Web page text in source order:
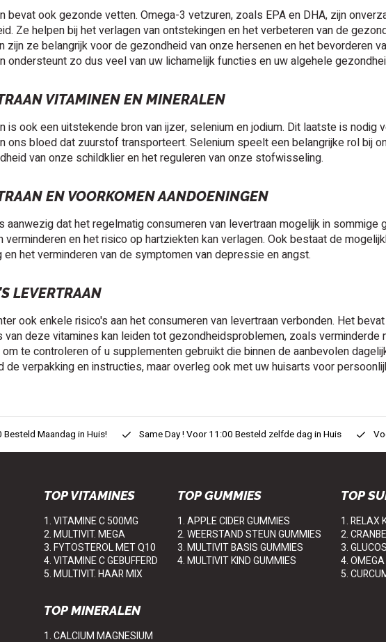
bevat ook gezonde vetten. Omega-3 vetzuren, zoals EPA en DHA, zijn
Ze helpen bij het verlagen van ontstekingen en het verbeteren van de
zijn ze belangrijk voor de gezondheid van onze hersenen en het bevorderen
ondersteunt zo dus veel van uw lichamelijk functies en uw algehele
VITAMINEN EN MINERALEN
is ook een uitstekende bron van ijzer, selenium en jodium. Dit laatste is nodig
ons bloed dat zuurstof transporteert. Selenium speelt een belangrijke rol bij
van onze schildklier en het reguleren van onze stofwisseling.
EN VOORKOMEN AANDOENINGEN
aanwezig dat het regelmatig consumeren van levertraan mogelijk in
verminderen en het risico op hartziekten kan verlagen. Ook bestaat de
en het verminderen van de symptomen van depressie en angst.
LEVERTRAAN
ook enkele risico's aan het consumeren van levertraan verbonden. Het
van deze vitamines kan leiden tot gezondheidsproblemen, zoals verminderde
te controleren of u supplementen gebruikt die binnen de aanbevolen
de verpakking en instructies, maar overleg ook met uw huisarts voor
Maandag in Huis! Same Day ! Voor 11:00 Besteld zelfde dag in Huis
TOP VITAMINES
1. VITAMINE C 500MG
2. MULTIVIT. MEGA
3. FYTOSTEROL MET Q10
4. VITAMINE C GEBUFFERD
5. MULTIVIT. HAAR MIX
TOP GUMMIES
1. APPLE CIDER GUMMIES
2. WEERSTAND STEUN GUMMIES
3. MULTIVIT BASIS GUMMIES
4. MULTIVIT KIND GUMMIES
TOP
1. RELAX
2.
3.
4.
5.
TOP MINERALEN
1. CALCIUM MAGNESIUM